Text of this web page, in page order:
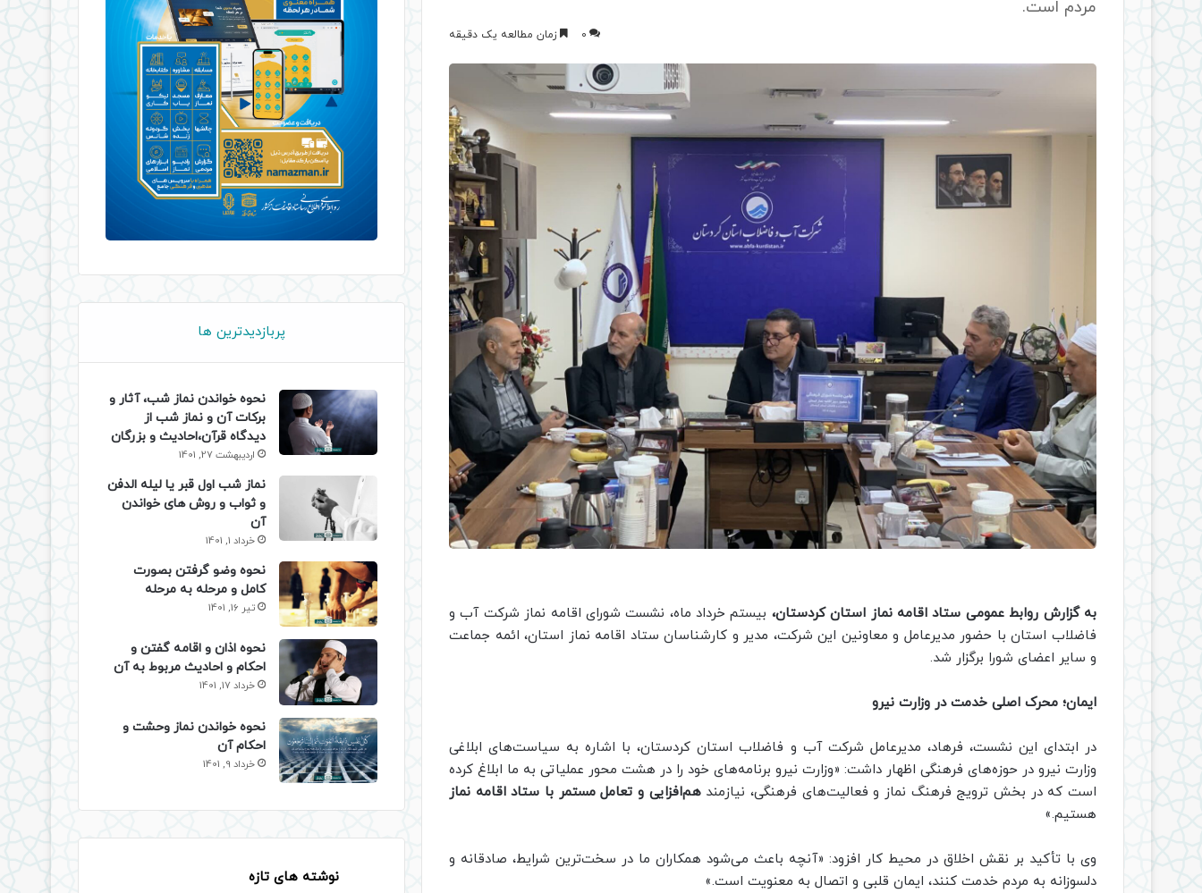
مردم است.
0 زمان مطالعه یک دقیقه
به گزارش روابط عمومی ستاد اقامه نماز استان کردستان، بیستم خرداد ماه، نشست شورای اقامه نماز شرکت آب و
فاضلاب استان با حضور مدیرعامل و معاونین این شرکت، مدیر و کارشناسان ستاد اقامه نماز استان، ائمه جماعت
و سایر اعضای شورا برگزار شد.
ایمان؛ محرک اصلی خدمت در وزارت نیرو
در ابتدای این نشست، فرهاد، مدیرعامل شرکت آب و فاضلاب استان کردستان، با اشاره به سیاست‌های ابلاغی
وزارت نیرو در حوزه‌های فرهنگی اظهار داشت: «وزارت نیرو برنامه‌های خود را در هشت محور عملیاتی به ما ابلاغ کرده
است که در بخش ترویج فرهنگ نماز و فعالیت‌های فرهنگی، نیازمندهم‌افزایی و تعامل مستمر با ستاد اقامه نماز
هستیم.»
وی با تأکید بر نقش اخلاق در محیط کار افزود: «آنچه باعث می‌شود همکاران ما در سخت‌ترین شرایط، صادقانه و
دلسوزانه به مردم خدمت کنند، ایمان قلبی و اتصال به معنویت است.»
پربازدیدترین ها
نحوه خواندن نماز شب، آثار و
برکات آن و نماز شب از
دیدگاه قرآن،احادیث و بزرگان
اردیبهشت 27, 1401
نماز شب اول قبر یا لیله الدفن
و ثواب و روش های خواندن
آن
خرداد 1, 1401
نحوه وضو گرفتن بصورت
کامل و مرحله به مرحله
تیر 16, 1401
نحوه اذان و اقامه گفتن و
احکام و احادیث مربوط به آن
خرداد 17, 1401
نحوه خواندن نماز وحشت و
احکام آن
خرداد 9, 1401
نوشته های تازه